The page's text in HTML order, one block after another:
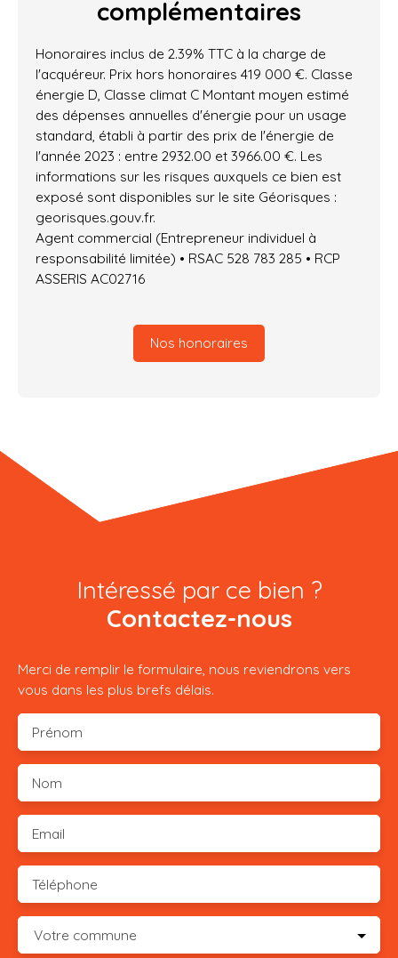
complémentaires
Honoraires inclus de 2.39% TTC à la charge de
l'acquéreur. Prix hors honoraires 419 000 €. Classe
énergie D, Classe climat C Montant moyen estimé
des dépenses annuelles d'énergie pour un usage
standard, établi à partir des prix de l'énergie de
l'année 2023 : entre 2932.00 et 3966.00 €. Les
informations sur les risques auxquels ce bien est
exposé sont disponibles sur le site Géorisques :
georisques.gouv.fr.
Agent commercial (Entrepreneur individuel à
responsabilité limitée) • RSAC 528 783 285 • RCP
ASSERIS AC02716
Nos honoraires
Intéressé par ce bien ?
Contactez-nous
Merci de remplir le formulaire, nous reviendrons vers
vous dans les plus brefs délais.
Prénom
Nom
Email
Téléphone
Votre commune